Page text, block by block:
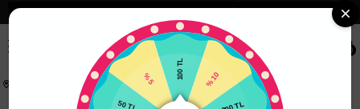
❯
0
ÜST GİYİM KADIN BLUZ MODELLERİ
% 10
50 TL
% 5